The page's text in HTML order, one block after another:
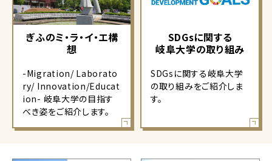
ぎふのミ・ラ・イ・エ構
想
-Migration/ Laborato
ry/ Innovation/Educat
ion- 岐阜大学の目指す
べき姿をご紹介します。
SDGsに関する
岐阜大学の取り組み
SDGsに関する岐阜大学
の取り組みをご紹介しま
す。